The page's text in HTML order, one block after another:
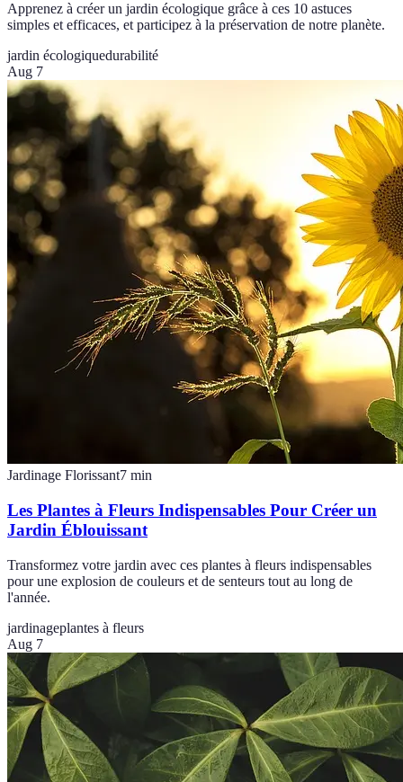
Apprenez à créer un jardin écologique grâce à ces 10 astuces
simples et efficaces, et participez à la préservation de notre planète.
jardin écologiquedurabilité
Aug 7
Jardinage Florissant7 min
Les Plantes à Fleurs Indispensables Pour Créer un
Jardin Éblouissant
Transformez votre jardin avec ces plantes à fleurs indispensables
pour une explosion de couleurs et de senteurs tout au long de
l'année.
jardinageplantes à fleurs
Aug 7